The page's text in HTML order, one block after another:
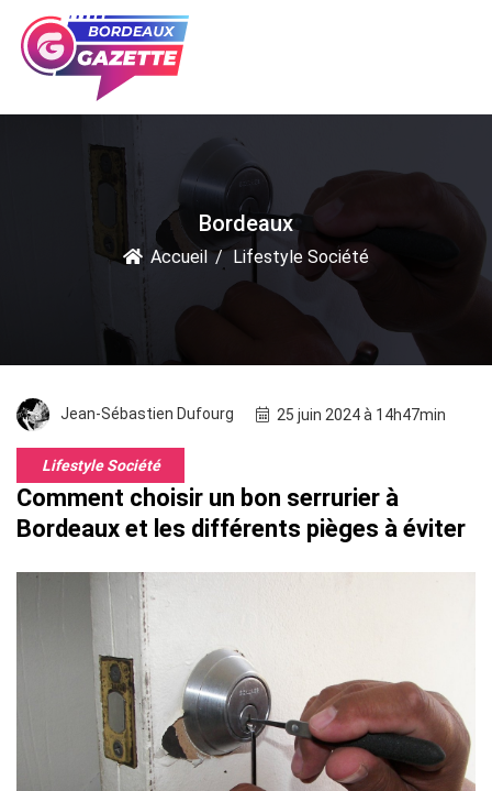
Bordeaux
Accueil Lifestyle Société
Jean-Sébastien Dufourg 25 juin 2024 à 14h47min
Lifestyle Société
Comment choisir un bon serrurier à
Bordeaux et les différents pièges à éviter